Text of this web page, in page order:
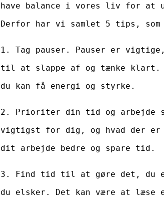
have balance i vores liv for at
Derfor har vi samlet 5 tips, som
1. Tag pauser. Pauser er
til at slappe af og tænke klart.
du kan få energi og styrke.
2. Prioriter din tid og arbejde
vigtigst for dig, og hvad der er
dit arbejde bedre og spare tid.
3. Find tid til at gøre det, du
du elsker. Det kan være at læse